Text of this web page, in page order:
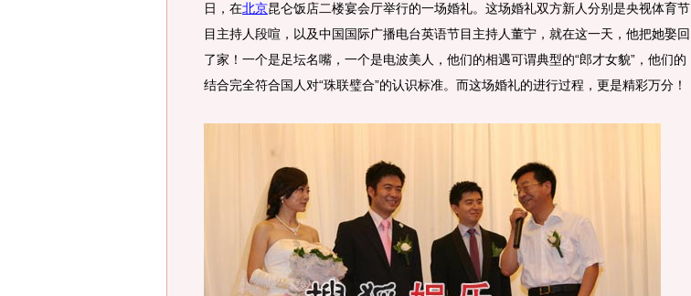
日，在北京昆仑饭店二楼宴会厅举行的一场婚礼。这场婚礼双方新人分别是央视体育节
目主持人段喧，以及中国国际广播电台英语节目主持人董宁，就在这一天，他把她娶回
了家！一个是足坛名嘴，一个是电波美人，他们的相遇可谓典型的“郎才女貌”，他们的
结合完全符合国人对“珠联璧合”的认识标准。而这场婚礼的进行过程，更是精彩万分！